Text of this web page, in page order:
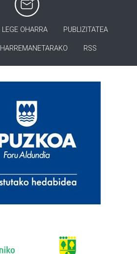
LEGE OHARRA PUBLIZITATEA
HARREMANETARAKO RSS